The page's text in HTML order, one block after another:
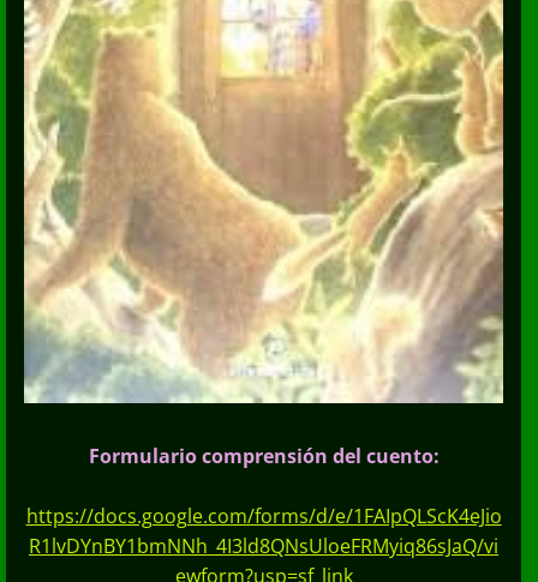
Formulario comprensión del cuento:
https://docs.google.com/forms/d/e/1FAIpQLScK4eJio
R1lvDYnBY1bmNNh_4I3ld8QNsUloeFRMyiq86sJaQ/vi
ewform?usp=sf_link